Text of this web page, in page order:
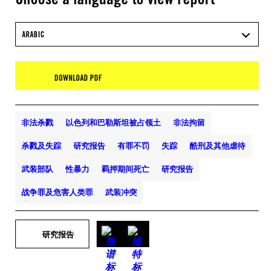
ARABIC
DOWNLOAD PDF
非法杀戮 以色列和巴勒斯坦被占领土 非法拘留
杀戮及失踪 研究报告 有罪不罚 失踪 酷刑及其他虐待
武装部队 性暴力 羁押期间死亡 研究报告
战争罪及危害人类罪 武装冲突
研究报告